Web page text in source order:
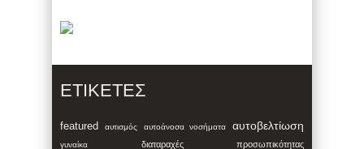
ΕΤΙΚΈΤΕΣ
featured αυτισμός αυτοάνοσα νοσήματα αυτοβελτίωση
γυναίκα διαταραχές προσωπικότητας